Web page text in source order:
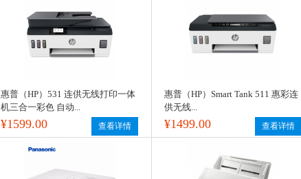
惠普（HP）531 连供无线打印一体
机三合一彩色 自动...
¥1599.00 查看详情
惠普（HP）Smart Tank 511 惠彩连
供无线...
¥1499.00 查看详情